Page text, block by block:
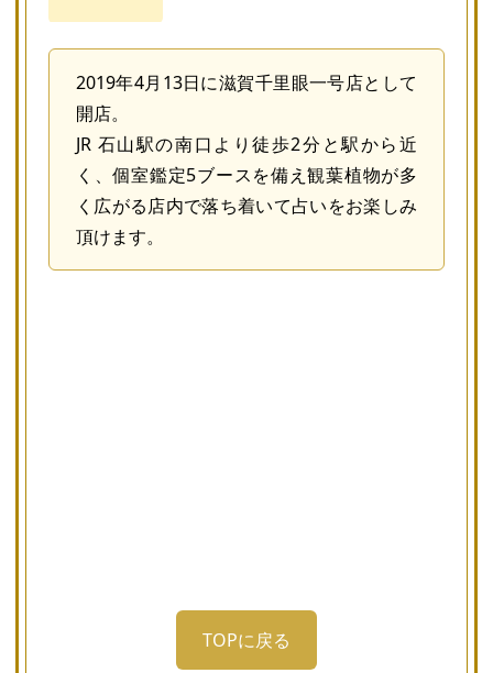
2019年4月13日に滋賀千里眼一号店として
開店。
JR 石山駅の南口より徒歩2分と駅から近
く、個室鑑定5ブースを備え観葉植物が多
く広がる店内で落ち着いて占いをお楽しみ
頂けます。
TOPに戻る